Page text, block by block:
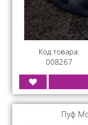
Код товара:
008267
Пуф